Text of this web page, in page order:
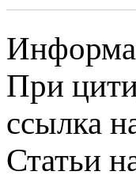
При
ссылка
Статьи